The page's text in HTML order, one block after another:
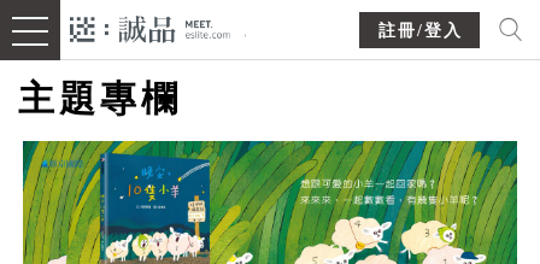
註冊/登入
主題專欄